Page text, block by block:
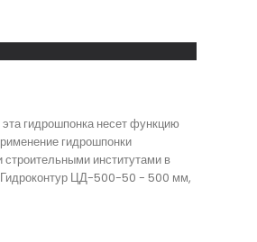
гидрошпонка несет функцию
гидрошпонки
институтами в
Гидроконтур ЦД-500-50 - 500 мм,